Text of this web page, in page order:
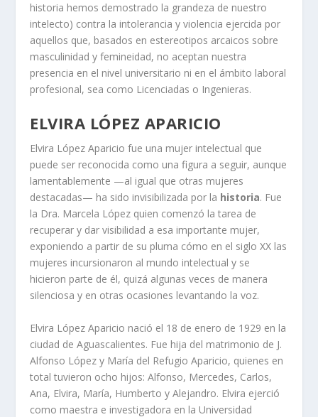
historia hemos demostrado la grandeza de nuestro
intelecto) contra la intolerancia y violencia ejercida por
aquellos que, basados en estereotipos arcaicos sobre
masculinidad y femineidad, no aceptan nuestra
presencia en el nivel universitario ni en el ámbito laboral
profesional, sea como Licenciadas o Ingenieras.
ELVIRA LÓPEZ APARICIO
Elvira López Aparicio fue una mujer intelectual que
puede ser reconocida como una figura a seguir, aunque
lamentablemente —al igual que otras mujeres
destacadas— ha sido invisibilizada por la historia. Fue
la Dra. Marcela López quien comenzó la tarea de
recuperar y dar visibilidad a esa importante mujer,
exponiendo a partir de su pluma cómo en el siglo XX las
mujeres incursionaron al mundo intelectual y se
hicieron parte de él, quizá algunas veces de manera
silenciosa y en otras ocasiones levantando la voz.
Elvira López Aparicio nació el 18 de enero de 1929 en la
ciudad de Aguascalientes. Fue hija del matrimonio de J.
Alfonso López y María del Refugio Aparicio, quienes en
total tuvieron ocho hijos: Alfonso, Mercedes, Carlos,
Ana, Elvira, María, Humberto y Alejandro. Elvira ejerció
como maestra e investigadora en la Universidad